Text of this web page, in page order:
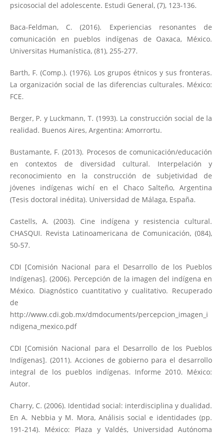
psicosocial del adolescente. Estudi General, (7), 123-136.
Baca-Feldman, C. (2016). Experiencias resonantes de
comunicación en pueblos indígenas de Oaxaca, México.
Universitas Humanística, (81), 255-277.
Barth, F. (Comp.). (1976). Los grupos étnicos y sus fronteras.
La organización social de las diferencias culturales. México:
FCE.
Berger, P. y Luckmann, T. (1993). La construcción social de la
realidad. Buenos Aires, Argentina: Amorrortu.
Bustamante, F. (2013). Procesos de comunicación/educación
en contextos de diversidad cultural. Interpelación y
reconocimiento en la construcción de subjetividad de
jóvenes indígenas wichí en el Chaco Salteño, Argentina
(Tesis doctoral inédita). Universidad de Málaga, España.
Castells, A. (2003). Cine indígena y resistencia cultural.
CHASQUI. Revista Latinoamericana de Comunicación, (084),
50-57.
CDI [Comisión Nacional para el Desarrollo de los Pueblos
Indígenas]. (2006). Percepción de la imagen del indígena en
México. Diagnóstico cuantitativo y cualitativo. Recuperado
de
http://www.cdi.gob.mx/dmdocuments/percepcion_imagen_i
ndigena_mexico.pdf
CDI [Comisión Nacional para el Desarrollo de los Pueblos
Indígenas]. (2011). Acciones de gobierno para el desarrollo
integral de los pueblos indígenas. Informe 2010. México:
Autor.
Charry, C. (2006). Identidad social: interdisciplina y dualidad.
En A. Nebbia y M. Mora, Análisis social e identidades (pp.
191-214). México: Plaza y Valdés, Universidad Autónoma